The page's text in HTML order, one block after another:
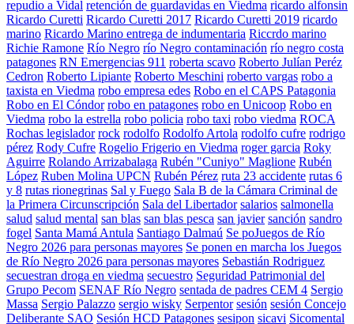
repudio a Vidal retención de guardavidas en Viedma ricardo alfonsin
Ricardo Curetti Ricardo Curetti 2017 Ricardo Curetti 2019 ricardo
marino Ricardo Marino entrega de indumentaria Riccrdo marino
Richie Ramone Río Negro río Negro contaminación río negro costa
patagones RN Emergencias 911 roberta scavo Roberto Julían Peréz
Cedron Roberto Lipiante Roberto Meschini roberto vargas robo a
taxista en Viedma robo empresa edes Robo en el CAPS Patagonia
Robo en El Cóndor robo en patagones robo en Unicoop Robo en
Viedma robo la estrella robo policia robo taxi robo viedma ROCA
Rochas legislador rock rodolfo Rodolfo Artola rodolfo cufre rodrigo
pérez Rody Cufre Rogelio Frigerio en Viedma roger garcia Roky
Aguirre Rolando Arrizabalaga Rubén "Cuniyo" Maglione Rubén
López Ruben Molina UPCN Rubén Pérez ruta 23 accidente rutas 6
y 8 rutas rionegrinas Sal y Fuego Sala B de la Cámara Criminal de
la Primera Circunscripción Sala del Libertador salarios salmonella
salud salud mental san blas san blas pesca san javier sanción sandro
fogel Santa Mamá Antula Santiago Dalmaú Se poJuegos de Río
Negro 2026 para personas mayores Se ponen en marcha los Juegos
de Río Negro 2026 para personas mayores Sebastián Rodriguez
secuestran droga en viedma secuestro Seguridad Patrimonial del
Grupo Pecom SENAF Río Negro sentada de padres CEM 4 Sergio
Massa Sergio Palazzo sergio wisky Serpentor sesión sesión Concejo
Deliberante SAO Sesión HCD Patagones sesipon sicavi Sicomental